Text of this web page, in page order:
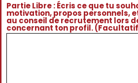
Partie Libre : Écris ce que tu
motivation, propos personnels,
au conseil de recrutement lors
concernant ton profil.